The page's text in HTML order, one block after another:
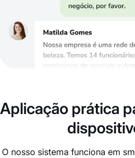
Aplicação prática
O nosso sistema funciona em